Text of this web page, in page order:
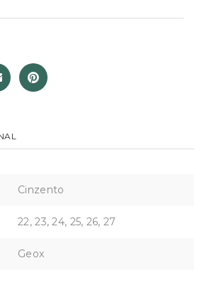
Cinzento
22, 23, 24, 25, 26, 27
Geox